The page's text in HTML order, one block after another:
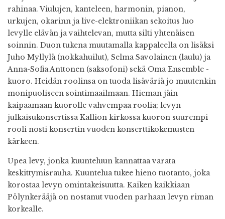
rahinaa. Viulujen, kanteleen, harmonin, pianon,
urkujen, okarinn ja live-elektroniikan sekoitus luo
levylle elävän ja vaihtelevan, mutta silti yhtenäisen
soinnin. Duon tukena muutamalla kappaleella on lisäksi
Juho Myllylä (nokkahuilut), Selma Savolainen (laulu) ja
Anna-Sofia Anttonen (saksofoni) sekä Oma Ensemble -
kuoro. Heidän roolinsa on tuoda lisäväriä jo muutenkin
monipuoliseen sointimaailmaan. Hieman jäin
kaipaamaan kuorolle vahvempaa roolia; levyn
julkaisukonsertissa Kallion kirkossa kuoron suurempi
rooli nosti konsertin vuoden konserttikokemusten
kärkeen.
Upea levy, jonka kuunteluun kannattaa varata
keskittymisrauha. Kuuntelua tukee hieno tuotanto, joka
korostaa levyn omintakeisuutta. Kaiken kaikkiaan
Pölynkerääjä on nostanut vuoden parhaan levyn riman
korkealle.